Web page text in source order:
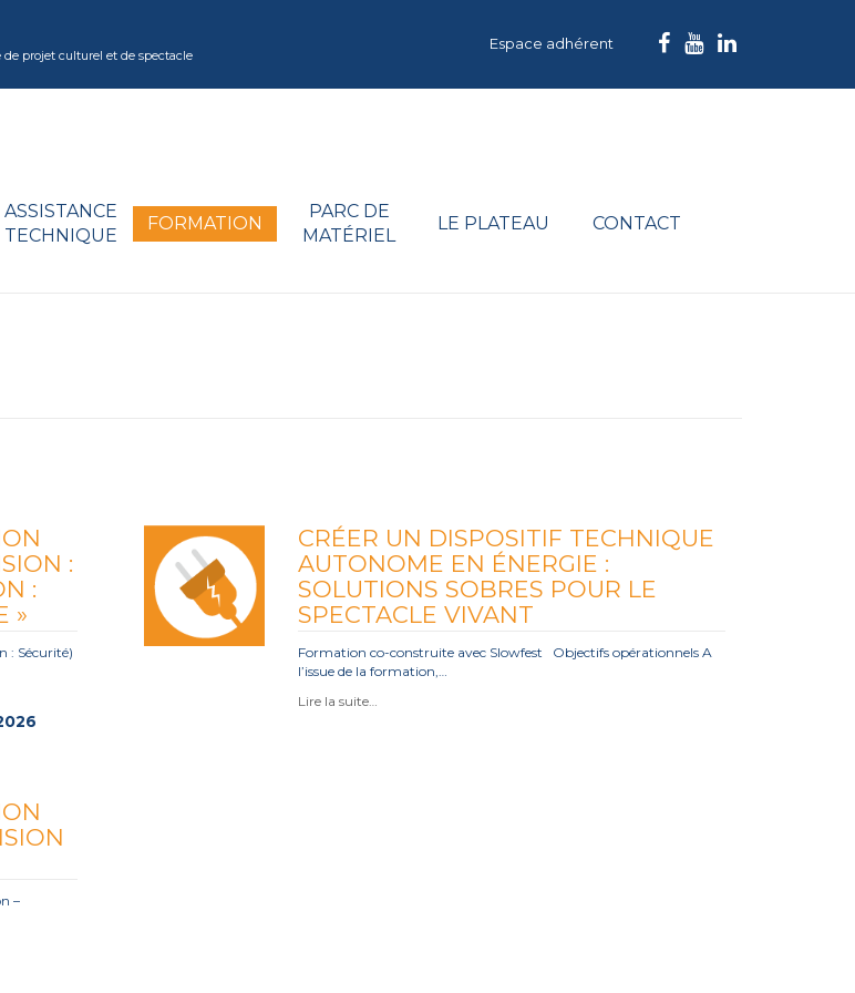
projet culturel et de spectacle
Espace adhérent
ASSISTANCE
TECHNIQUE
FORMATION
PARC DE
MATÉRIEL
LE PLATEAU CONTACT
:
:
»
: Sécurité)
CRÉER UN DISPOSITIF TECHNIQUE
AUTONOME EN ÉNERGIE :
SOLUTIONS SOBRES POUR LE
SPECTACLE VIVANT
Formation co-construite avec Slowfest Objectifs opérationnels A
l’issue de la formation,…
Lire la suite…
–